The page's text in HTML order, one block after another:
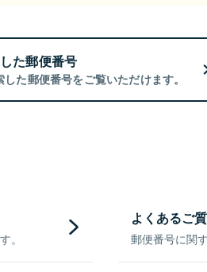
た郵便番号
た郵便番号をご覧いただけます。
。
よくあるご
郵便番号に関